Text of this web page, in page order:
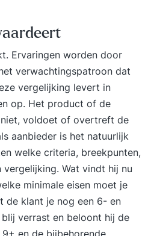
Ervaringen worden door
verwachtingspatroon dat
vergelijking levert in
op. Het product of de
voldoet of overtreft de
aanbieder is het natuurlijk
welke criteria, breekpunten,
Wat vindt hij nu
minimale eisen moet je
de klant je nog een 6- en
verrast en beloont hij de